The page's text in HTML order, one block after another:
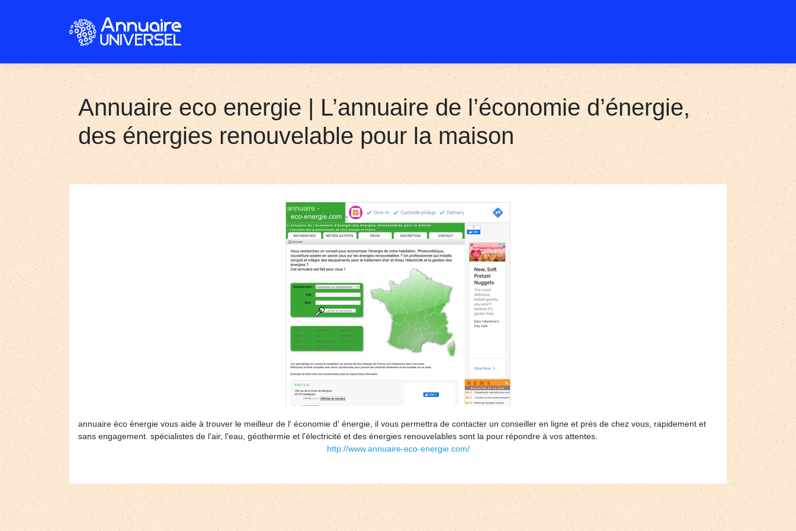
Annuaire eco energie | L’annuaire de l’économie d’énergie,
des énergies renouve­lab­le pour la maison
annuaire éco énergie vous aide à trouver le meilleur de l' économie d' énergie, il vous permettra de contacter un conseiller en ligne et prés de chez vous, rapidement et
sans engagement. spécialistes de l'air, l'eau, géothermie et l'électricité et des énergies renouvelables sont la pour répondre à vos attentes.
http://www.annuaire-eco-energie.com/